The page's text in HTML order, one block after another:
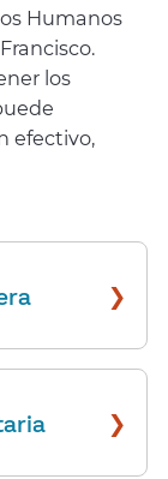
Humanos
los
efectivo,
›
›